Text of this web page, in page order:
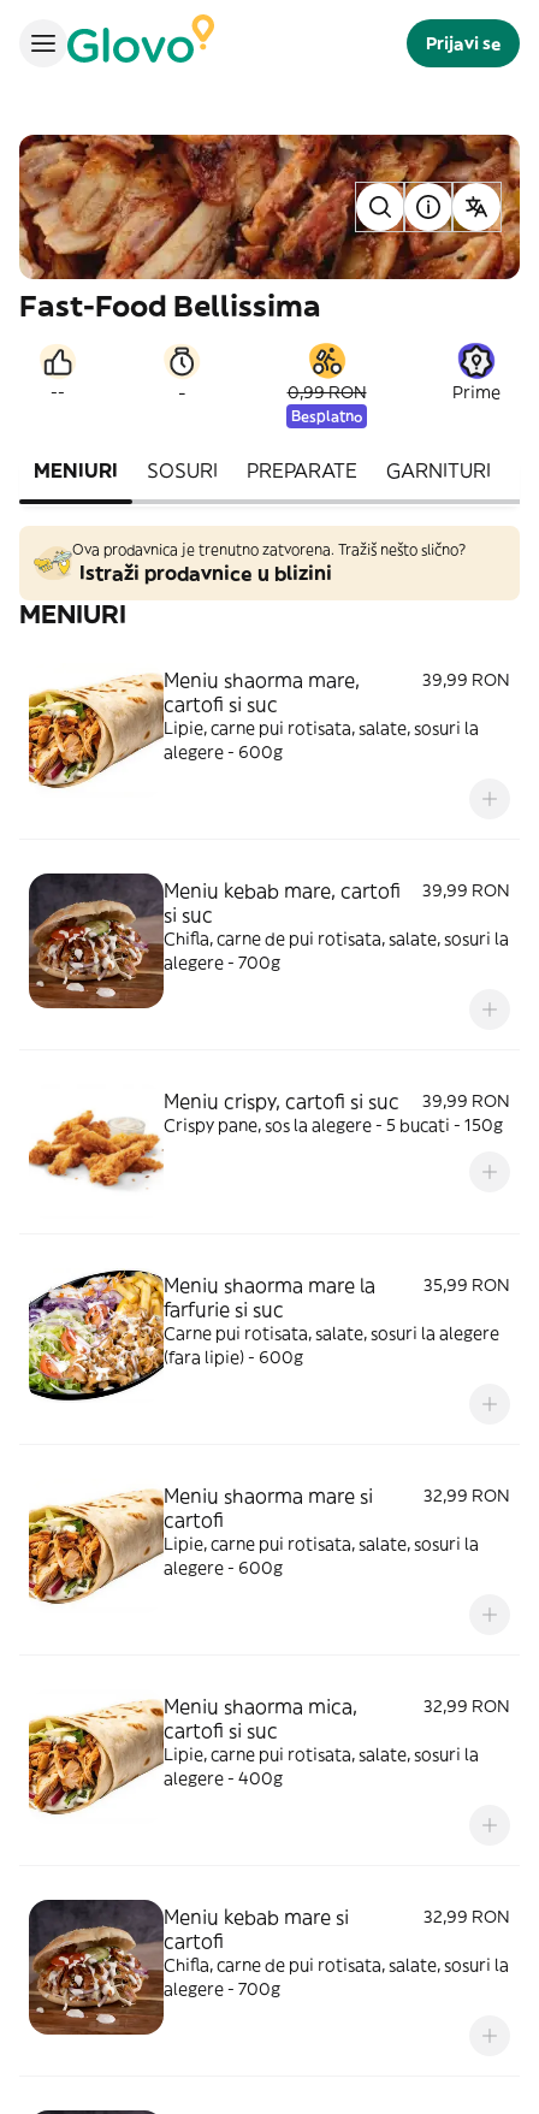
Prijavi se
Fast-Food Bellissima
-- - 0,99 RON
Besplatno
Prime
MENIURI SOSURI PREPARATE GARNITURI
Ova prodavnica je trenutno zatvorena. Tražiš nešto slično?
Istraži prodavnice u blizini
MENIURI
Meniu shaorma mare,
cartofi si suc
39,99 RON
Lipie, carne pui rotisata, salate, sosuri la
alegere - 600g
Meniu kebab mare, cartofi
si suc
39,99 RON
Chifla, carne de pui rotisata, salate, sosuri la
alegere - 700g
Meniu crispy, cartofi si suc
39,99 RON
Crispy pane, sos la alegere - 5 bucati - 150g
Meniu shaorma mare la
farfurie si suc
35,99 RON
Carne pui rotisata, salate, sosuri la alegere
(fara lipie) - 600g
Meniu shaorma mare si
cartofi
32,99 RON
Lipie, carne pui rotisata, salate, sosuri la
alegere - 600g
Meniu shaorma mica,
cartofi si suc
32,99 RON
Lipie, carne pui rotisata, salate, sosuri la
alegere - 400g
Meniu kebab mare si
cartofi
32,99 RON
Chifla, carne de pui rotisata, salate, sosuri la
alegere - 700g